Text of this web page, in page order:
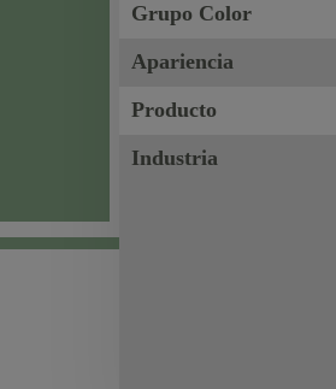
Grupo Color
Apariencia
Producto
Industria